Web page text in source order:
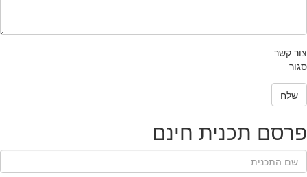
צור קשר
סגור
שלח
פרסם תכנית חינם